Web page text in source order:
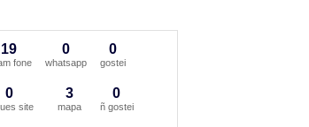
19
fone
0
whatsapp
0
gostei
0
site
3
mapa
0
ñ gostei